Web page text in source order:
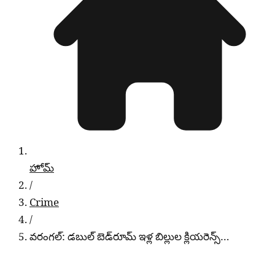
హోమ్
/
Crime
/
వరంగల్: డబుల్ బెడ్‌రూమ్ ఇళ్ల బిల్లుల క్లియరెన్స్…